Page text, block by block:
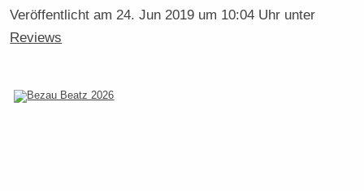
Veröffentlicht am 24. Jun 2019 um 10:04 Uhr unter
Reviews